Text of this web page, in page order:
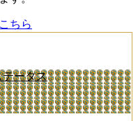
ちら
テータス